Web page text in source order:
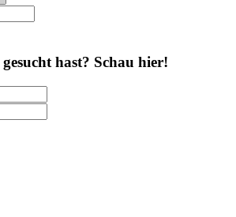
hast? Schau hier!